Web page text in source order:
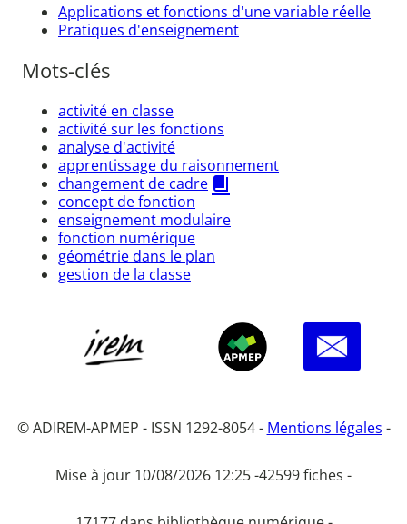
Applications et fonctions d'une variable réelle
Pratiques d'enseignement
Mots-clés
activité en classe
activité sur les fonctions
analyse d'activité
apprentissage du raisonnement
changement de cadre
concept de fonction
enseignement modulaire
fonction numérique
géométrie dans le plan
gestion de la classe
© ADIREM-APMEP - ISSN 1292-8054 - Mentions légales -
Mise à jour 10/08/2026 12:25 -42599 fiches -